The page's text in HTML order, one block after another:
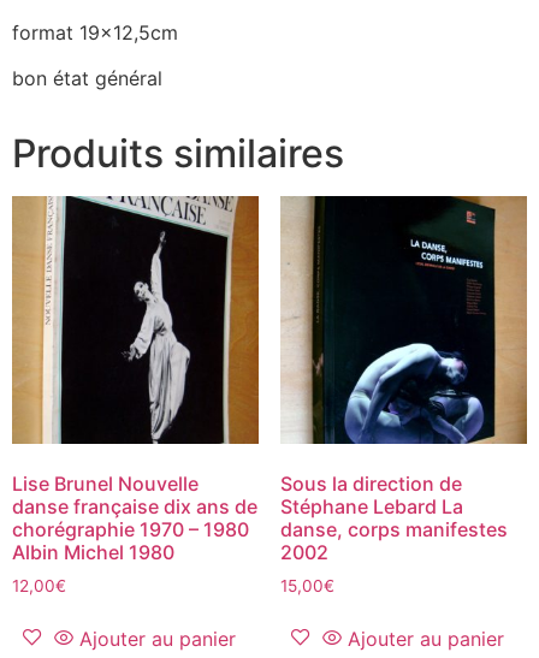
format 19×12,5cm
bon état général
Produits similaires
Lise Brunel Nouvelle
danse française dix ans de
chorégraphie 1970 – 1980
Albin Michel 1980
12,00€
Ajouter au panier
Sous la direction de
Stéphane Lebard La
danse, corps manifestes
2002
15,00€
Ajouter au panier